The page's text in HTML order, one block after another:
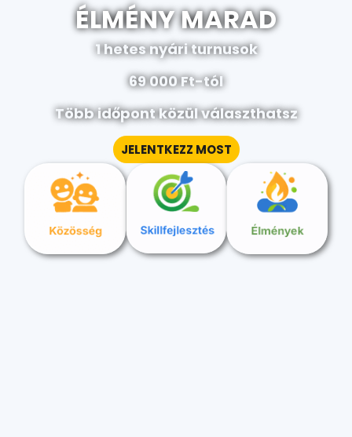
ÉLMÉNY MARAD
1 hetes nyári turnusok
69 000 Ft-tól
Több időpont közül választhatsz
JELENTKEZZ MOST